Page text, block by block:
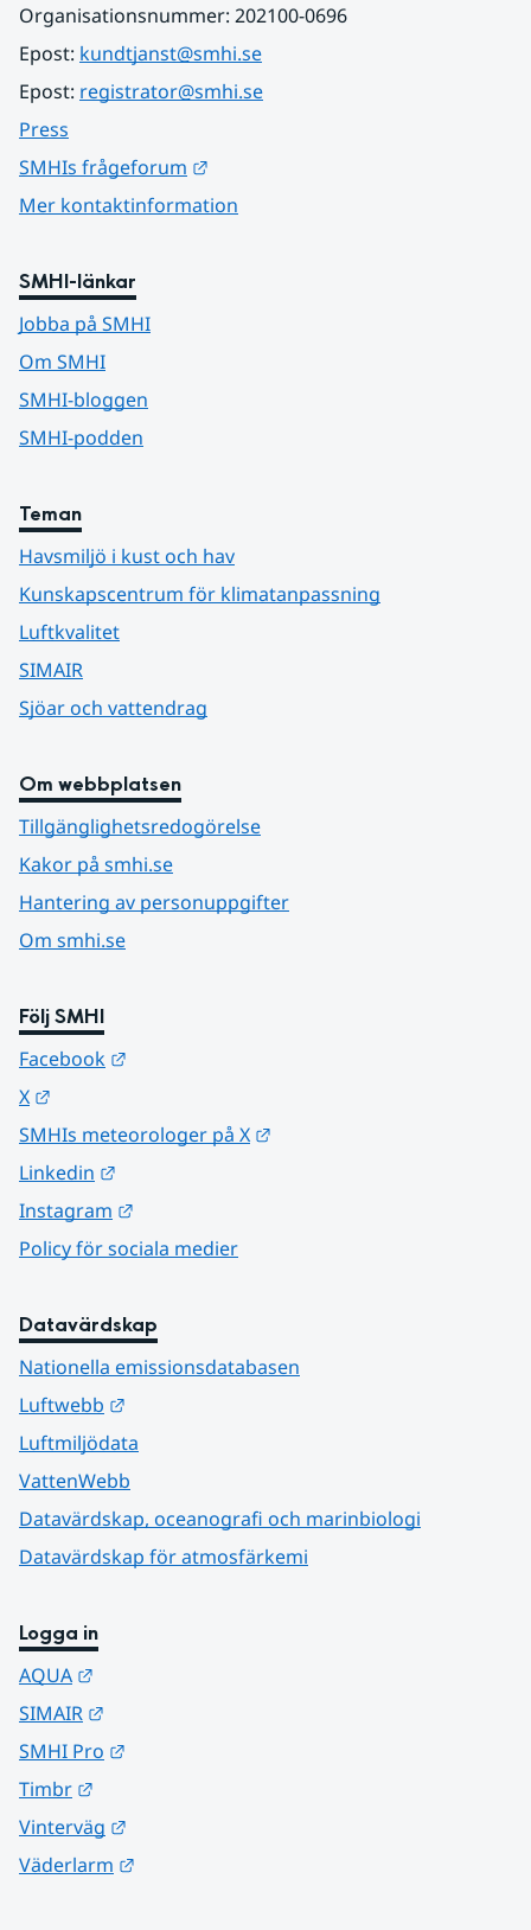
Organisationsnummer: 202100-0696
Epost: kundtjanst@smhi.se
Epost: registrator@smhi.se
Press
SMHIs frågeforum
Mer kontaktinformation
SMHI-länkar
Jobba på SMHI
Om SMHI
SMHI-bloggen
SMHI-podden
Teman
Havsmiljö i kust och hav
Kunskapscentrum för klimatanpassning
Luftkvalitet
SIMAIR
Sjöar och vattendrag
Om webbplatsen
Tillgänglighetsredogörelse
Kakor på smhi.se
Hantering av personuppgifter
Om smhi.se
Följ SMHI
Facebook
X
SMHIs meteorologer på X
Linkedin
Instagram
Policy för sociala medier
Datavärdskap
Nationella emissionsdatabasen
Luftwebb
Luftmiljödata
VattenWebb
Datavärdskap, oceanografi och marinbiologi
Datavärdskap för atmosfärkemi
Logga in
AQUA
SIMAIR
SMHI Pro
Timbr
Vinterväg
Väderlarm